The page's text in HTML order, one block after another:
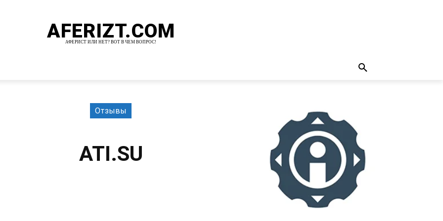
AFERIZT.COM
АФЕРИСТ ИЛИ НЕТ? ВОТ В ЧЕМ ВОПРОС!
Отзывы
ATI.SU